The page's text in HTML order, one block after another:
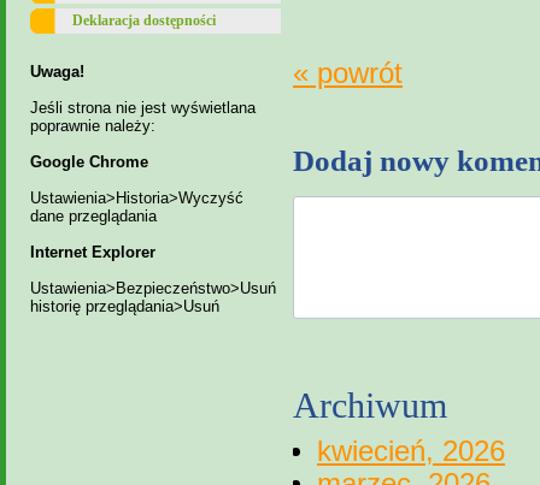
Deklaracja dostępności
Uwaga!
Jeśli strona nie jest wyświetlana
poprawnie należy:
Google Chrome
Ustawienia>Historia>Wyczyść
dane przeglądania
Internet Explorer
Ustawienia>Bezpieczeństwo>Usuń
historię przeglądania>Usuń
« powrót
Dodaj nowy
Archiwum
kwiecień, 2026